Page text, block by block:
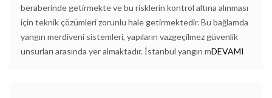
beraberinde getirmekte ve bu risklerin kontrol altına alınması
için teknik çözümleri zorunlu hale getirmektedir. Bu bağlamda
yangın merdiveni sistemleri, yapıların vazgeçilmez güvenlik
unsurları arasında yer almaktadır. İstanbul yangın mDEVAMI